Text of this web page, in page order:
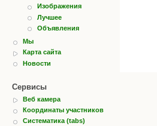
Изображения
Лучшее
Объявления
Мы
Карта сайта
Новости
Сервисы
Веб камера
Координаты участников
Систематика (tabs)